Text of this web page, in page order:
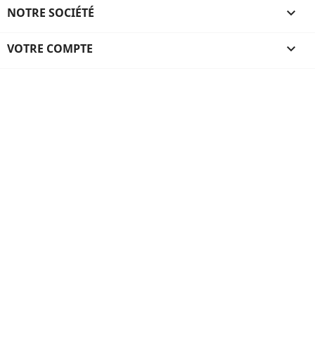
NOTRE SOCIÉTÉ 
VOTRE COMPTE 